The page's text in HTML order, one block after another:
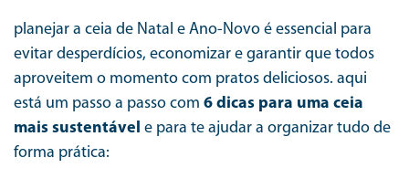
planejar a ceia de Natal e Ano-Novo é essencial para
evitar desperdícios, economizar e garantir que todos
aproveitem o momento com pratos deliciosos. aqui
está um passo a passo com 6 dicas para uma ceia
mais sustentável e para te ajudar a organizar tudo de
forma prática: